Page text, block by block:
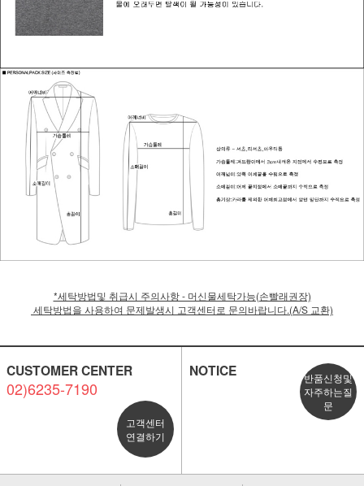
*세탁방법및 취급시 주의사항 - 머신물세탁가능(손빨래권장)
세탁방법을 사용하여 문제발생시 고객센터로 문의바랍니다.(A/S 교환)
CUSTOMER CENTER
02)6235-7190
고객센터
연결하기
NOTICE
반품신청및
자주하는질
문